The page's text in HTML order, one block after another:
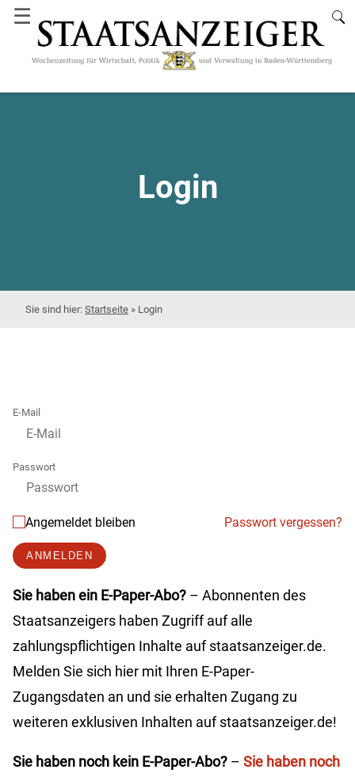
☰
Login
Startseite » Login
E-Mail
Passwort
Angemeldet bleiben Passwort vergessen?
ANMELDEN
Sie haben ein E-Paper-Abo? – Abonnenten des
Staatsanzeigers haben Zugriff auf alle
zahlungspflichtigen Inhalte auf staatsanzeiger.de.
Melden Sie sich hier mit Ihren E-Paper-
Zugangsdaten an und sie erhalten Zugang zu
weiteren exklusiven Inhalten auf staatsanzeiger.de!
Sie haben noch kein E-Paper-Abo? – Sie haben noch